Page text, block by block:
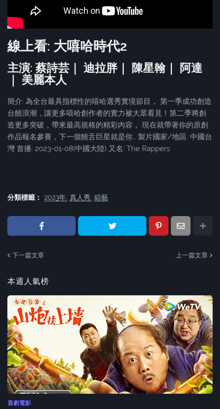
線上看: 大嘻哈時代2
主演: 蔡詩芸｜ 迪拉胖｜ 陳星翰｜ 阿達
｜ 美麗本人
簡介: 為全台最具指標性的嘻哈選秀實境節目， 第一季成功創造
台饒浪潮，讓更多嘻哈創作者的實力被大眾看見！第二季將創
造更多突破，帶來最高規格的精彩內容， 現在就帶著你的原創
作品報名參賽，下一個饒舌巨星就是你… 製片國家/地區: 中國台
灣 首播: 2023-01-08(中國大陸) 又名: The Rappers
分類標籤： 2023年 真人秀 綜藝
下一篇文章 上一篇文章
本週人氣榜
喜劇電影